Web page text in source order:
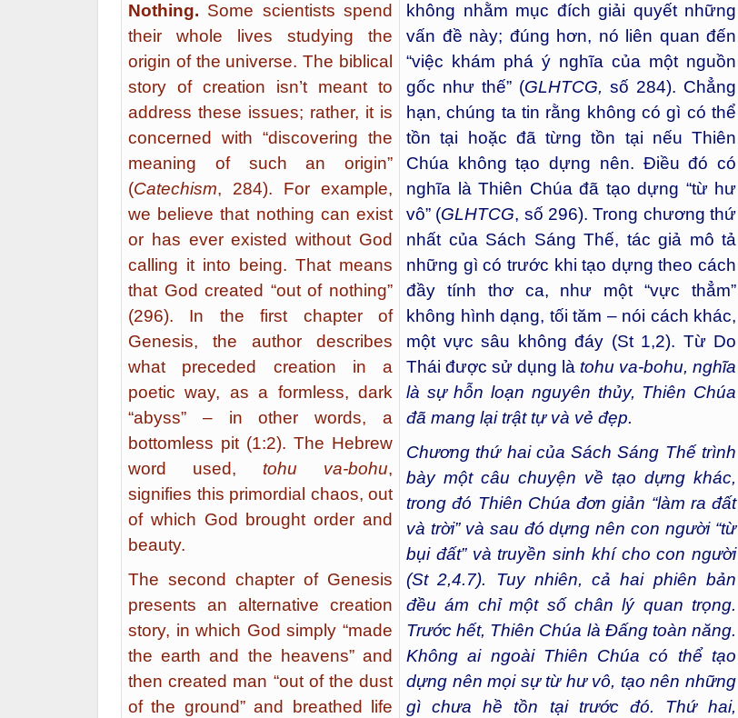
Nothing. Some scientists spend
their whole lives studying the
origin of the universe. The biblical
story of creation isn’t meant to
address these issues; rather, it is
concerned with “discovering the
meaning of such an origin”
(Catechism, 284). For example,
we believe that nothing can exist
or has ever existed without God
calling it into being. That means
that God created “out of nothing”
(296). In the first chapter of
Genesis, the author describes
what preceded creation in a
poetic way, as a formless, dark
“abyss” – in other words, a
bottomless pit (1:2). The Hebrew
word used, tohu va-bohu,
signifies this primordial chaos, out
of which God brought order and
beauty.
The second chapter of Genesis
presents an alternative creation
story, in which God simply “made
the earth and the heavens” and
then created man “out of the dust
of the ground” and breathed life
không nhằm mục đích giải quyết những
vấn đề này; đúng hơn, nó liên quan đến
“việc khám phá ý nghĩa của một nguồn
gốc như thế” (GLHTCG, số 284). Chẳng
hạn, chúng ta tin rằng không có gì có thể
tồn tại hoặc đã từng tồn tại nếu Thiên
Chúa không tạo dựng nên. Điều đó có
nghĩa là Thiên Chúa đã tạo dựng “từ hư
vô” (GLHTCG, số 296). Trong chương thứ
nhất của Sách Sáng Thế, tác giả mô tả
những gì có trước khi tạo dựng theo cách
đầy tính thơ ca, như một “vực thẳm”
không hình dạng, tối tăm – nói cách khác,
một vực sâu không đáy (St 1,2). Từ Do
Thái được sử dụng là tohu va-bohu, nghĩa
là sự hỗn loạn nguyên thủy, Thiên Chúa
đã mang lại trật tự và vẻ đẹp.
Chương thứ hai của Sách Sáng Thế trình
bày một câu chuyện về tạo dựng khác,
trong đó Thiên Chúa đơn giản “làm ra đất
và trời”và sau đó dựng nên con người “từ
bụi đất”và truyền sinh khí cho con người
(St 2,4.7). Tuy nhiên, cả hai phiên bản
đều ám chỉ một số chân lý quan trọng.
Trước hết, Thiên Chúa là Đấng toàn năng.
Không ai ngoài Thiên Chúa có thể tạo
dựng nên mọi sự từ hư vô, tạo nên những
gì chưa hề tồn tại trước đó. Thứ hai,